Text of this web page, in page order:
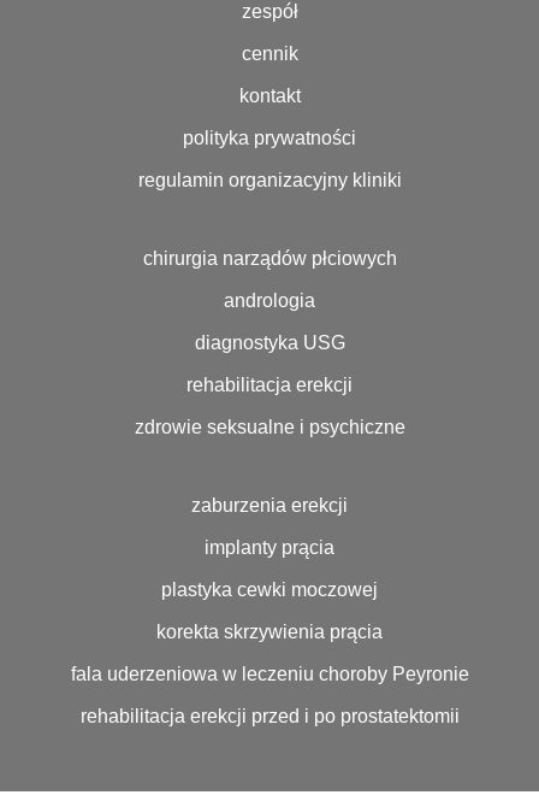
zespół
cennik
kontakt
polityka prywatności
regulamin organizacyjny kliniki
chirurgia narządów płciowych
andrologia
diagnostyka USG
rehabilitacja erekcji
zdrowie seksualne i psychiczne
zaburzenia erekcji
implanty prącia
plastyka cewki moczowej
korekta skrzywienia prącia
fala uderzeniowa w leczeniu choroby Peyronie
rehabilitacja erekcji przed i po prostatektomii